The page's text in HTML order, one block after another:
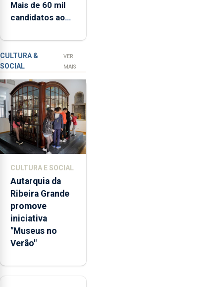
Resiliência
(PRR)
Açores
ronda
os
65
milhões
de
euros
e
abrange
767
anunciou
o
Governo
Regional.
13 de setembro
Mais de 60 mil
candidatos ao
na 1.ª fase
CULTURA &
SOCIAL
VER
MAIS
CULTURA E SOCIAL
Autarquia da
Ribeira Grande
promove
iniciativa
"Museus no
Verão"